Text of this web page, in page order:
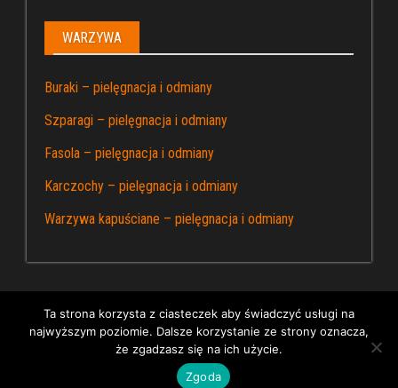
WARZYWA
Buraki – pielęgnacja i odmiany
Szparagi – pielęgnacja i odmiany
Fasola – pielęgnacja i odmiany
Karczochy – pielęgnacja i odmiany
Warzywa kapuściane – pielęgnacja i odmiany
Dumnie wspierane przez WordPress|Kapusta – blog
ogrodniczy
Ta strona korzysta z ciasteczek aby świadczyć usługi na
najwyższym poziomie. Dalsze korzystanie ze strony oznacza,
że zgadzasz się na ich użycie.
Zgoda